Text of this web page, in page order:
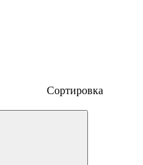
Сортировка